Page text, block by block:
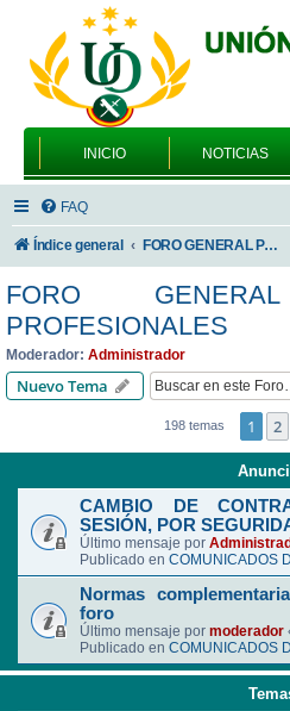
INICIO NOTICIAS
FAQ
Índice general FORO GENERAL PARA TODOS LOS USUARIOS
FORO
PROFESIONALES
Moderador: Administrador
Nuevo Tema
198 temas 1 2
CAMBIO DE
SESIÓN, POR
Último mensaje por
Publicado en COMUNICADOS
Normas
foro
Último mensaje por moderador
Publicado en COMUNICADOS